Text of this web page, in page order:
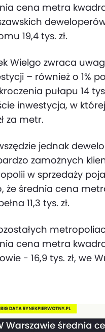
cena metra
19,4 tys. zł.
Wielgo zwraca
– również o 1%
pułapu 14
inwestycja, w
za metr.
jednak
zamożnych
w sprzedaży
że średnia cena
11,3 tys. zł.
cena metra
- 16,9 tys. zł, we